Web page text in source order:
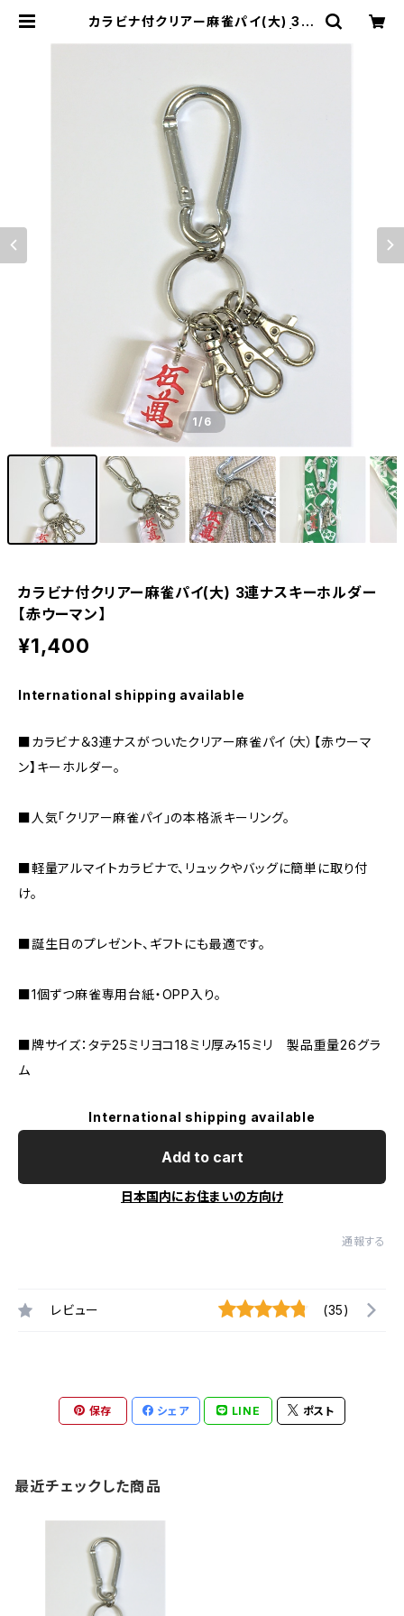
カラビナ付クリアー麻雀パイ(大) 3連
1/6
カラビナ付クリアー麻雀パイ(大) 3連ナスキーホルダー
【赤ウーマン】
¥1,400
International shipping available
■カラビナ＆3連ナスがついたクリアー麻雀パイ（大）【赤ウーマ
ン】キーホルダー。
■人気「クリアー麻雀パイ」の本格派キーリング。
■軽量アルマイトカラビナで、リュックやバッグに簡単に取り付
け。
■誕生日のプレゼント、ギフトにも最適です。
■1個ずつ麻雀専用台紙・OPP入り。
■牌サイズ：タテ25ミリヨコ18ミリ厚み15ミリ 製品重量26グラ
ム
International shipping available
Add to cart
日本国内にお住まいの方向け
通報する
レビュー (35)
保存 シェア LINE ポスト
最近チェックした商品